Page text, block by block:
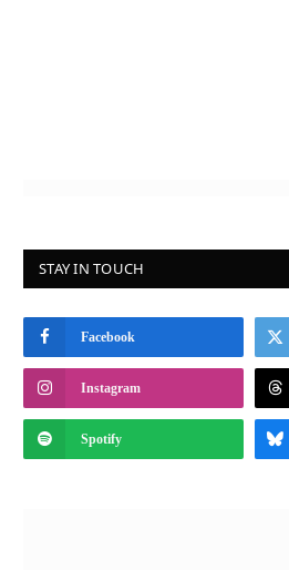
STAY IN TOUCH
Facebook
Instagram
Spotify